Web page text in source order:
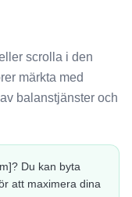
scrolla i den
märkta med
balanstjänster och
Du kan byta
att maximera dina